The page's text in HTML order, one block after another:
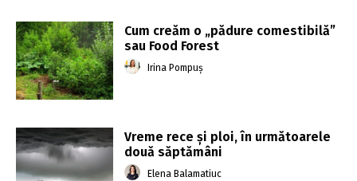
Cum creăm o „pădure comestibilă”
sau Food Forest
Irina Pompuș
Vreme rece şi ploi, în următoarele
două săptămâni
Elena Balamatiuc